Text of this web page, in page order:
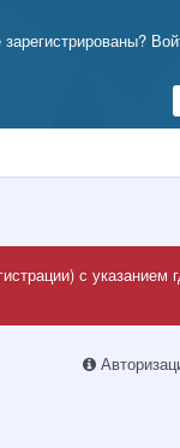
с указанием